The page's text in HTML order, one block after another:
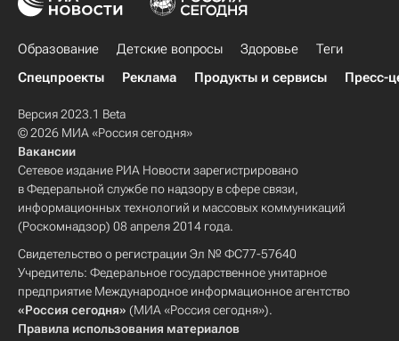
Образование Детские вопросы Здоровье
Теги
Спецпроекты
Реклама Продукты и сервисы Пресс-
Версия 2023.1 Beta
© 2026 МИА «Россия сегодня»
Вакансии
Сетевое издание РИА Новости зарегистрировано
в Федеральной службе по надзору в сфере связи,
информационных технологий и массовых коммуникаций
(Роскомнадзор) 08 апреля 2014 года.
Свидетельство о регистрации Эл № ФС77-57640
Учредитель: Федеральное государственное унитарное
предприятие Международное информационное агентство
«Россия сегодня» (МИА «Россия сегодня»).
Правила использования материалов